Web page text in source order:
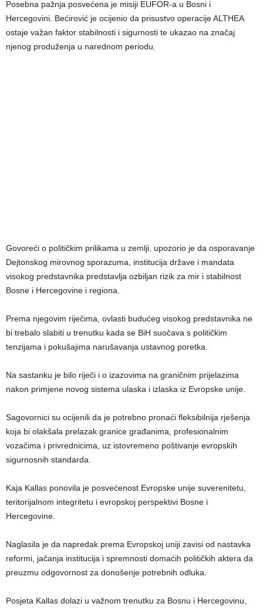
Posebna pažnja posvećena je misiji EUFOR-a u Bosni i
Hercegovini. Bećirović je ocijenio da prisustvo operacije ALTHEA
ostaje važan faktor stabilnosti i sigurnosti te ukazao na značaj
njenog produženja u narednom periodu.
Govoreći o političkim prilikama u zemlji, upozorio je da osporavanje
Dejtonskog mirovnog sporazuma, institucija države i mandata
visokog predstavnika predstavlja ozbiljan rizik za mir i stabilnost
Bosne i Hercegovine i regiona.
Prema njegovim riječima, ovlasti budućeg visokog predstavnika ne
bi trebalo slabiti u trenutku kada se BiH suočava s političkim
tenzijama i pokušajima narušavanja ustavnog poretka.
Na sastanku je bilo riječi i o izazovima na graničnim prijelazima
nakon primjene novog sistema ulaska i izlaska iz Evropske unije.
Sagovornici su ocijenili da je potrebno pronaći fleksibilnija rješenja
koja bi olakšala prelazak granice građanima, profesionalnim
vozačima i privrednicima, uz istovremeno poštivanje evropskih
sigurnosnih standarda.
Kaja Kallas ponovila je posvećenost Evropske unije suverenitetu,
teritorijalnom integritetu i evropskoj perspektivi Bosne i
Hercegovine.
Naglasila je da napredak prema Evropskoj uniji zavisi od nastavka
reformi, jačanja institucija i spremnosti domaćih političkih aktera da
preuzmu odgovornost za donošenje potrebnih odluka.
Posjeta Kallas dolazi u važnom trenutku za Bosnu i Hercegovinu,